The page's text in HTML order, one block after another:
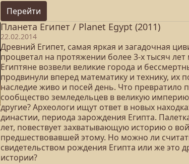
Перейти
Планета Египет / Planet Egypt (2011)
22.02.2014
Древний Египет, самая яркая и загадочная
процветал на протяжении более 3-х тысяч
Египтяне возвели великие города и
продвинули вперед математику и технику, их
наследие живо и посей день. Что превратило
сообщество земледельцев в великую
другие? Археологи ищут ответ в новых
династии, периода зарождения Египта.
лет, повествует захватывающую историю о
предшествовавшей этому. Но можно ли
свидетельством рождения Египта или же это
истории?